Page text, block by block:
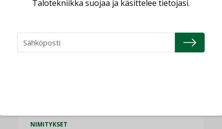
Refair
NIMITYKSET
Talotekniikka suojaa ja käsittelee tietojasi.